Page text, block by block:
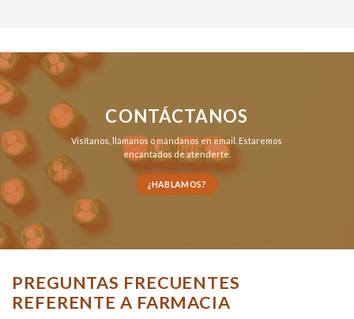
CONTÁCTANOS
Visítanos, llámanosomándanos en email . Estaremos
encantados de atenderte.
¿HABLAMOS?
PREGUNTAS FRECUENTES
REFERENTE A FARMACIA